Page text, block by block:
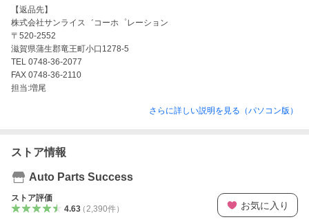
【返品先】
株式会社サンライス゛コーホ゜レーション
〒520-2552
滋賀県蒲生郡竜王町小口1278-5
TEL 0748-36-2077
FAX 0748-36-2110
担当:増尾
さらに詳しい説明を見る（パソコン版）
ストア情報
Auto Parts Success
ストア評価
4.63（ 2,390件） お気に入り